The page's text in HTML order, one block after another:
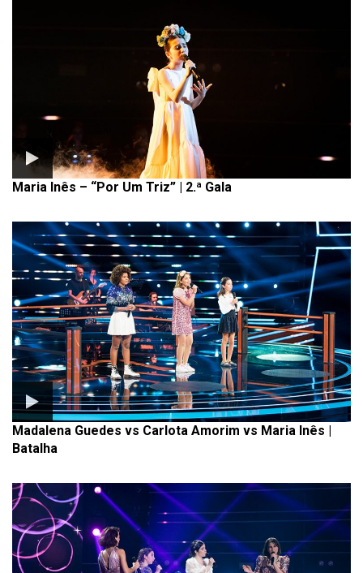
Maria Inês – “Por Um Triz” | 2.ª Gala
Madalena Guedes vs Carlota Amorim vs Maria Inês |
Batalha